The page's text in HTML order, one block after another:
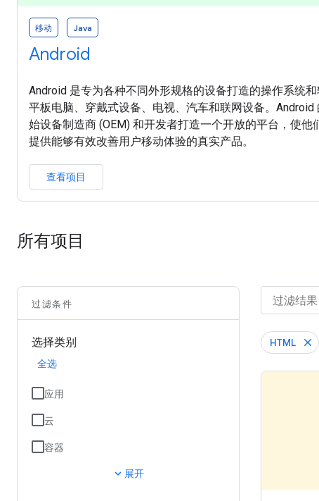
移动 Java
Android
Android 是专为各种不同外形规格的设备打造的操作系统和
平板电脑、穿戴式设备、电视、汽车和联网设备。
始设备制造商 (OEM) 和开发者打造一个开放的平台，使他
提供能够有效改善用户移动体验的真实产品。
查看项目
所有项目
过滤条件
选择类别
全选
应用
云
容器
expand_more 展开
HTML